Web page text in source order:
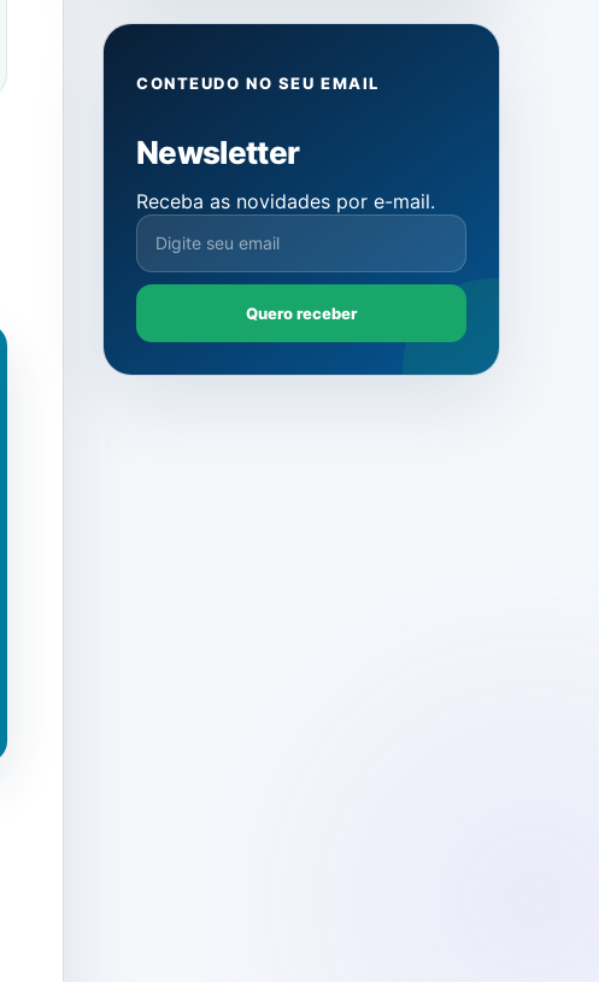
CONTEUDO NO SEU EMAIL
Newsletter
Receba as novidades por e-mail.
Quero receber